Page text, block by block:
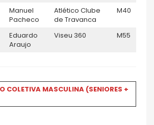
Manuel
Pacheco
Atlético Clube
de Travanca
M40
Eduardo
Araujo
Viseu 360 M55
COLETIVA MASCULINA (SENIORES +